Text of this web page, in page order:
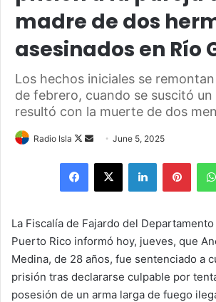
madre de dos
asesinados en Río
Los hechos iniciales se
de febrero, cuando se suscitó
resultó con la muerte de dos
Radio Isla
Follow
Send
email
June 5, 2025
Facebook
X LinkedIn
La Fiscalía de Fajardo del
Puerto Rico informó hoy, jueves, que
Medina, de 28 años, fue sentenciado a
prisión tras declararse culpable por
posesión de un arma larga de fuego